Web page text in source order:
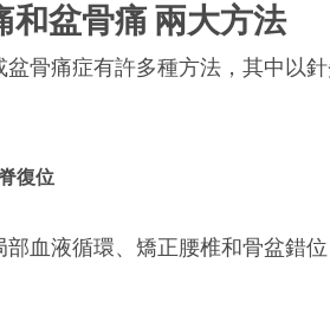
和盆骨痛 兩大方法
盆骨痛症有許多種方法，其中以
復位
血液循環、矯正腰椎和骨盆錯